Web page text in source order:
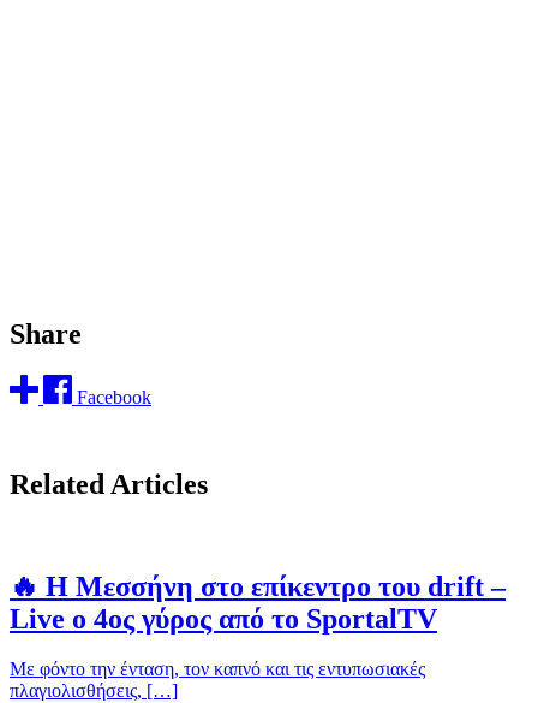
Share
Facebook
Related Articles
🔥 Η Μεσσήνη στο επίκεντρο του drift –
Live ο 4ος γύρος από το SportalTV
Με φόντο την ένταση, τον καπνό και τις εντυπωσιακές
πλαγιολισθήσεις, […]